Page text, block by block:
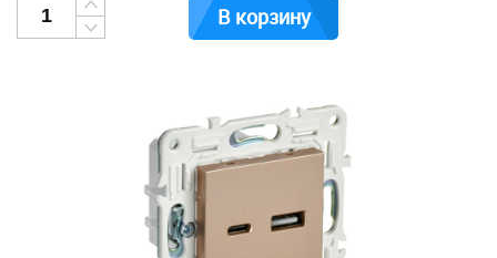
В корзину